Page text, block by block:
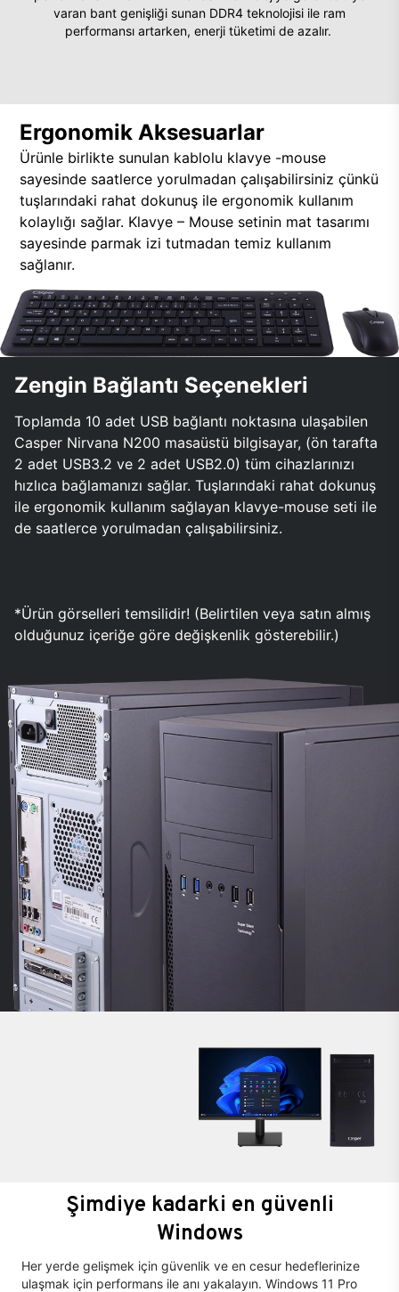
varan bant genişliği sunan DDR4 teknolojisi ile ram
performansı artarken, enerji tüketimi de azalır.
Ergonomik Aksesuarlar
Ürünle birlikte sunulan kablolu klavye -mouse
sayesinde saatlerce yorulmadan çalışabilirsiniz çünkü
tuşlarındaki rahat dokunuş ile ergonomik kullanım
kolaylığı sağlar. Klavye – Mouse setinin mat tasarımı
sayesinde parmak izi tutmadan temiz kullanım
sağlanır.
Zengin Bağlantı Seçenekleri
Toplamda 10 adet USB bağlantı noktasına ulaşabilen
Casper Nirvana N200 masaüstü bilgisayar, (ön tarafta
2 adet USB3.2 ve 2 adet USB2.0) tüm cihazlarınızı
hızlıca bağlamanızı sağlar. Tuşlarındaki rahat dokunuş
ile ergonomik kullanım sağlayan klavye-mouse seti ile
de saatlerce yorulmadan çalışabilirsiniz.
*Ürün görselleri temsilidir! (Belirtilen veya satın almış
olduğunuz içeriğe göre değişkenlik gösterebilir.)
Şimdiye kadarki en güvenli
Windows
Her yerde gelişmek için güvenlik ve en cesur hedeflerinize
ulaşmak için performans ile anı yakalayın. Windows 11 Pro